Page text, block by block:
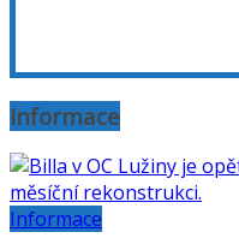
Informace
Informace